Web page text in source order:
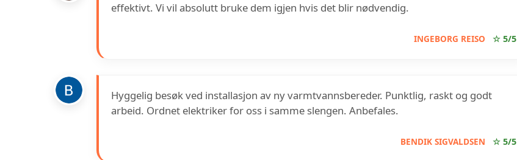
effektivt. Vi vil absolutt bruke dem igjen hvis det blir nødvendig.
INGEBORG REISO ☆ 5/5
Hyggelig besøk ved installasjon av ny varmtvannsbereder. Punktlig, raskt og godt
arbeid. Ordnet elektriker for oss i samme slengen. Anbefales.
BENDIK SIGVALDSEN ☆ 5/5